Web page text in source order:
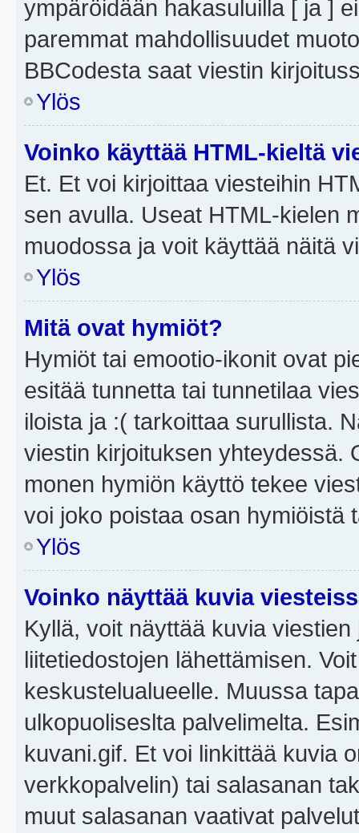
ympäröidään hakasuluilla [ ja ]
paremmat mahdollisuudet
BBCodesta saat viestin
Ylös
Voinko käyttää HTML-kieltä
Et. Et voi kirjoittaa viesteihin
sen avulla. Useat HTML-kielen
muodossa ja voit käyttää näitä
Ylös
Mitä ovat hymiöt?
Hymiöt tai emootio-ikonit ovat
esitää tunnetta tai tunnetilaa
iloista ja :( tarkoittaa surullista.
viestin kirjoituksen yhteydessä.
monen hymiön käyttö tekee
voi joko poistaa osan hymiöistä
Ylös
Voinko näyttää kuvia
Kyllä, voit näyttää kuvia
liitetiedostojen lähettämisen.
keskustelualueelle. Muussa
ulkopuoliseslta palvelimelta.
kuvani.gif. Et voi linkittää kuvia
verkkopalvelin) tai salasanan
muut salasanan vaativat